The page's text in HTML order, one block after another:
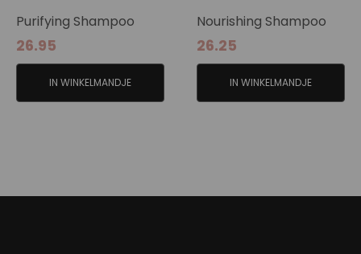
Purifying Shampoo
26.95
IN WINKELMANDJE
Nourishing Shampoo
26.25
IN WINKELMANDJE